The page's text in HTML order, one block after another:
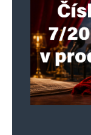
8.
Fakt, že
není třeba